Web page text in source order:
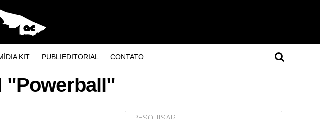
KIT PUBLIEDITORIAL CONTATO
"Powerball"